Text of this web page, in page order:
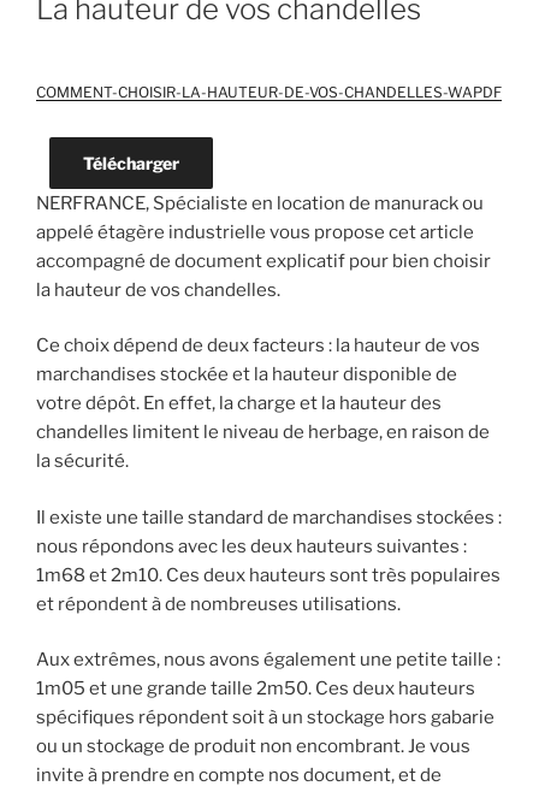
La hauteur de vos chandelles
COMMENT-CHOISIR-LA-HAUTEUR-DE-VOS-CHANDELLES-WAPDF
Télécharger
NERFRANCE, Spécialiste en location de manurack ou
appelé étagère industrielle vous propose cet article
accompagné de document explicatif pour bien choisir
la hauteur de vos chandelles.
Ce choix dépend de deux facteurs : la hauteur de vos
marchandises stockée et la hauteur disponible de
votre dépôt. En effet, la charge et la hauteur des
chandelles limitent le niveau de herbage, en raison de
la sécurité.
Il existe une taille standard de marchandises stockées :
nous répondons avec les deux hauteurs suivantes :
1m68 et 2m10. Ces deux hauteurs sont très populaires
et répondent à de nombreuses utilisations.
Aux extrêmes, nous avons également une petite taille :
1m05 et une grande taille 2m50. Ces deux hauteurs
spécifiques répondent soit à un stockage hors gabarie
ou un stockage de produit non encombrant. Je vous
invite à prendre en compte nos document, et de